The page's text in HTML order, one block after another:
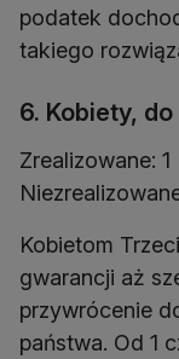
podatek
takiego
6. Kobiety,
Zrealizowane: 1
Kobietom
gwarancji aż
przywrócenie
państwa. Od 1